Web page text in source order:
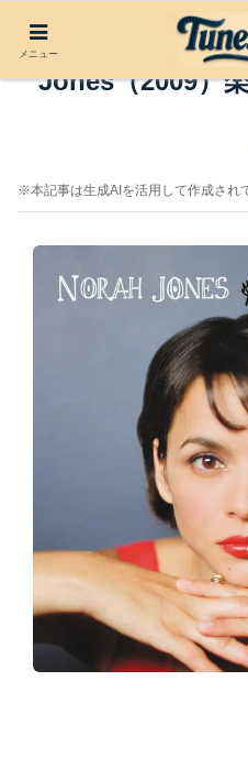
Young Blood by
Jones（2009）
※本記事は生成AIを活用して作成され
メニュー